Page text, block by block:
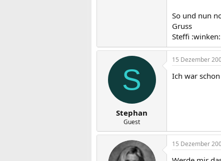
So und nun
Gruss
Steffi :winken:
S
Stephan
Guest
15 Dezember
Ich war
15 Dezember